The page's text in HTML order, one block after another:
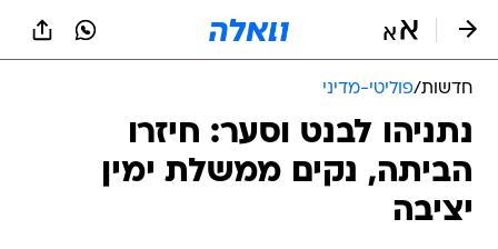
חדשות/פוליטי-מדיני
נתניהו לבנט וסער: חיזרו
הביתה, נקים ממשלת ימין
יציבה